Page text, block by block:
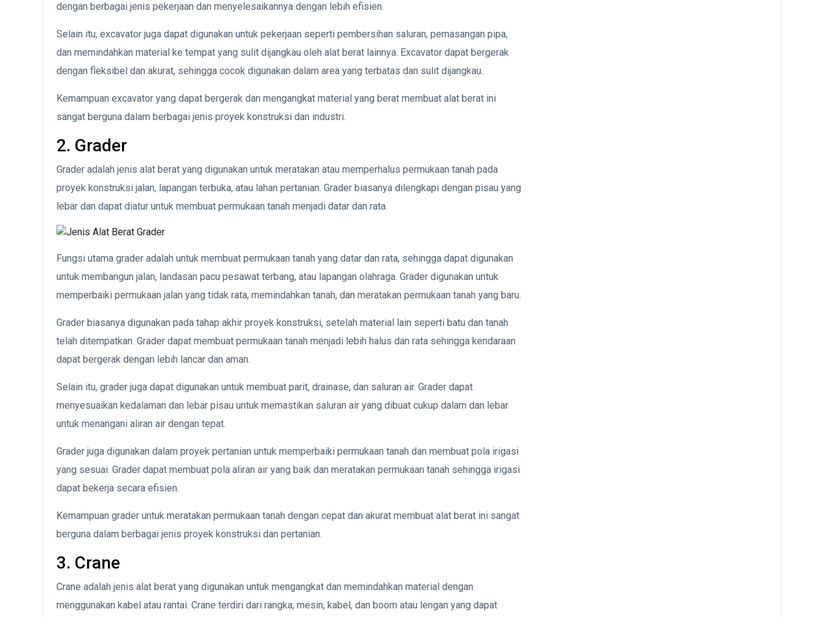
dengan berbagai jenis pekerjaan dan menyelesaikannya dengan lebih efisien.
Selain itu, excavator juga dapat digunakan untuk pekerjaan seperti pembersihan saluran, pemasangan pipa,
dan memindahkan material ke tempat yang sulit dijangkau oleh alat berat lainnya. Excavator dapat bergerak
dengan fleksibel dan akurat, sehingga cocok digunakan dalam area yang terbatas dan sulit dijangkau.
Kemampuan excavator yang dapat bergerak dan mengangkat material yang berat membuat alat berat ini
sangat berguna dalam berbagai jenis proyek konstruksi dan industri.
2. Grader
Grader adalah jenis alat berat yang digunakan untuk meratakan atau memperhalus permukaan tanah pada
proyek konstruksi jalan, lapangan terbuka, atau lahan pertanian. Grader biasanya dilengkapi dengan pisau yang
lebar dan dapat diatur untuk membuat permukaan tanah menjadi datar dan rata.
Fungsi utama grader adalah untuk membuat permukaan tanah yang datar dan rata, sehingga dapat digunakan
untuk membangun jalan, landasan pacu pesawat terbang, atau lapangan olahraga. Grader digunakan untuk
memperbaiki permukaan jalan yang tidak rata, memindahkan tanah, dan meratakan permukaan tanah yang baru.
Grader biasanya digunakan pada tahap akhir proyek konstruksi, setelah material lain seperti batu dan tanah
telah ditempatkan. Grader dapat membuat permukaan tanah menjadi lebih halus dan rata sehingga kendaraan
dapat bergerak dengan lebih lancar dan aman.
Selain itu, grader juga dapat digunakan untuk membuat parit, drainase, dan saluran air. Grader dapat
menyesuaikan kedalaman dan lebar pisau untuk memastikan saluran air yang dibuat cukup dalam dan lebar
untuk menangani aliran air dengan tepat.
Grader juga digunakan dalam proyek pertanian untuk memperbaiki permukaan tanah dan membuat pola irigasi
yang sesuai. Grader dapat membuat pola aliran air yang baik dan meratakan permukaan tanah sehingga irigasi
dapat bekerja secara efisien.
Kemampuan grader untuk meratakan permukaan tanah dengan cepat dan akurat membuat alat berat ini sangat
berguna dalam berbagai jenis proyek konstruksi dan pertanian.
3. Crane
Crane adalah jenis alat berat yang digunakan untuk mengangkat dan memindahkan material dengan
menggunakan kabel atau rantai. Crane terdiri dari rangka, mesin, kabel, dan boom atau lengan yang dapat